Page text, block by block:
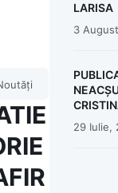
LARISA
3
29 Iulie,